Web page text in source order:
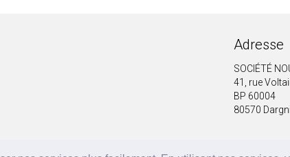
Adresse
SOCIÉTÉ
41, rue
BP 60004
80570